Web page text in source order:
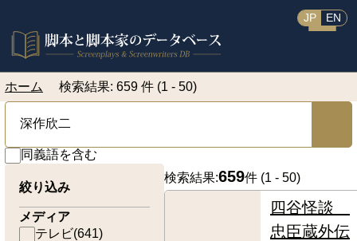
JP EN
ホーム 検索結果: 659 件 (1 - 50)
同義語を含む
絞り込み
メディア
テレビ(641)
検索結果:659件 (1 - 50)
四谷怪談
忠臣蔵外伝